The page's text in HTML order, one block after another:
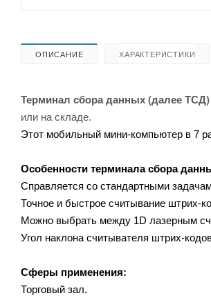
ОПИСАНИЕ ХАРАКТЕРИСТИКИ
Терминал сбора данных (далее ТСД)
или на складе.
Этот мобильный мини-компьютер в 7
Особенности терминала сбора
Справляется со стандартными
Точное и быстрое считывание штрих-
Можно выбрать между 1D лазерным
Угол наклона считывателя штрих-
Сферы применения:
Торговый зал.